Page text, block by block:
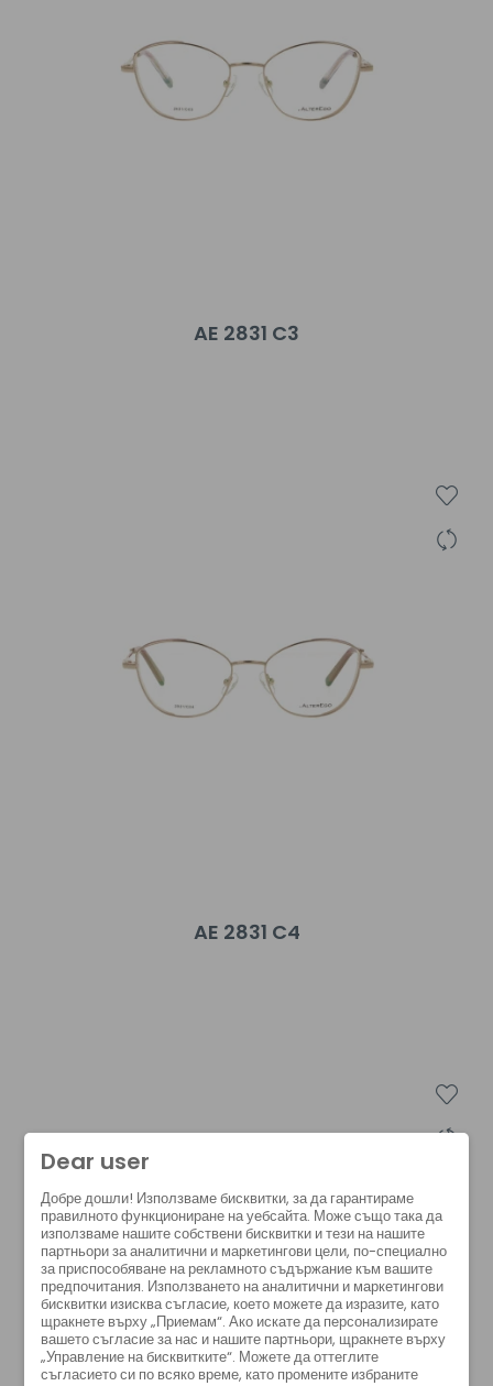
AE 2831 C3
AE 2831 C4
Dear user
Добре дошли! Използваме бисквитки, за да гарантираме
правилното функциониране на уебсайта. Може също така да
използваме нашите собствени бисквитки и тези на нашите
партньори за аналитични и маркетингови цели, по-специално
за приспособяване на рекламното съдържание към вашите
предпочитания. Използването на аналитични и маркетингови
бисквитки изисква съгласие, което можете да изразите, като
щракнете върху „Приемам“. Ако искате да персонализирате
вашето съгласие за нас и нашите партньори, щракнете върху
„Управление на бисквитките“. Можете да оттеглите
съгласието си по всяко време, като промените избраните